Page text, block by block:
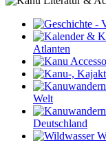
Atlanten
Welt
Deutschland